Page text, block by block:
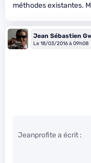
méthodes existantes.
Jean Sébastien
Le 18/03/2016 à 09h08
Jeanprofite a écrit :